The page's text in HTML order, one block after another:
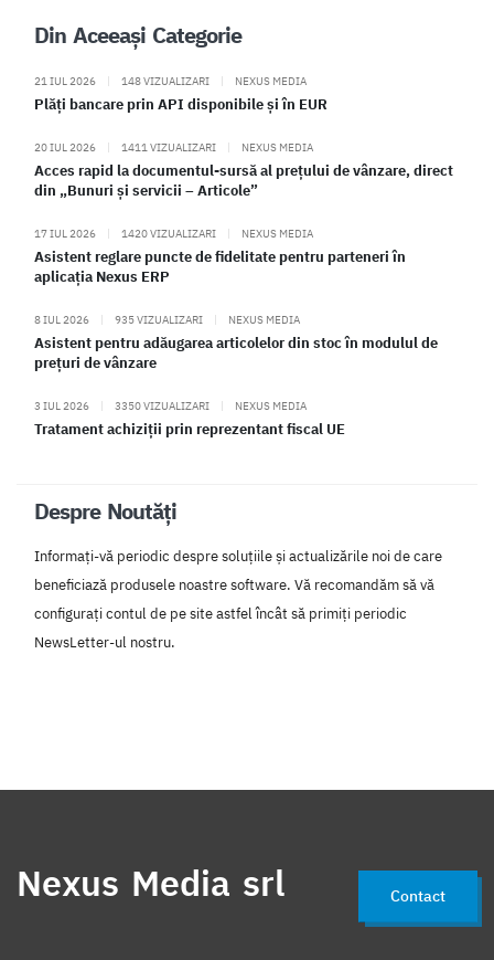
Din Aceeași Categorie
21 IUL 2026 | 148 VIZUALIZARI | NEXUS MEDIA
Plăți bancare prin API disponibile și în EUR
20 IUL 2026 | 1411 VIZUALIZARI | NEXUS MEDIA
Acces rapid la documentul-sursă al prețului de vânzare, direct
din „Bunuri și servicii – Articole”
17 IUL 2026 | 1420 VIZUALIZARI | NEXUS MEDIA
Asistent reglare puncte de fidelitate pentru parteneri în
aplicația Nexus ERP
8 IUL 2026 | 935 VIZUALIZARI | NEXUS MEDIA
Asistent pentru adăugarea articolelor din stoc în modulul de
prețuri de vânzare
3 IUL 2026 | 3350 VIZUALIZARI | NEXUS MEDIA
Tratament achiziții prin reprezentant fiscal UE
Despre Noutăți
Informați-vă periodic despre soluțiile și actualizările noi de care
beneficiază produsele noastre software. Vă recomandăm să vă
configurați contul de pe site astfel încât să primiți periodic
NewsLetter-ul nostru.
Nexus Media srl Contact